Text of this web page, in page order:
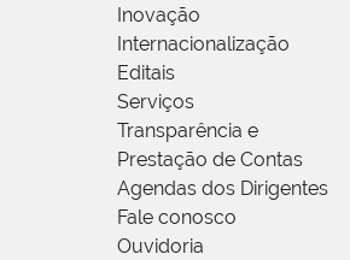
Inovação
Internacionalização
Editais
Serviços
Transparência e
Prestação de Contas
Agendas dos Dirigentes
Fale conosco
Ouvidoria